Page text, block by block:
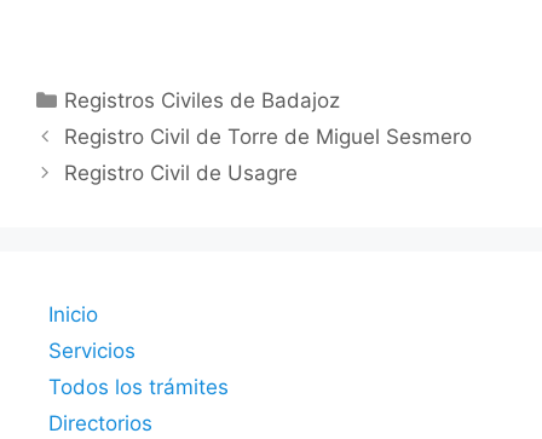
Categorías
Registros Civiles de Badajoz
Registro Civil de Torre de Miguel Sesmero
Registro Civil de Usagre
Inicio
Servicios
Todos los trámites
Directorios